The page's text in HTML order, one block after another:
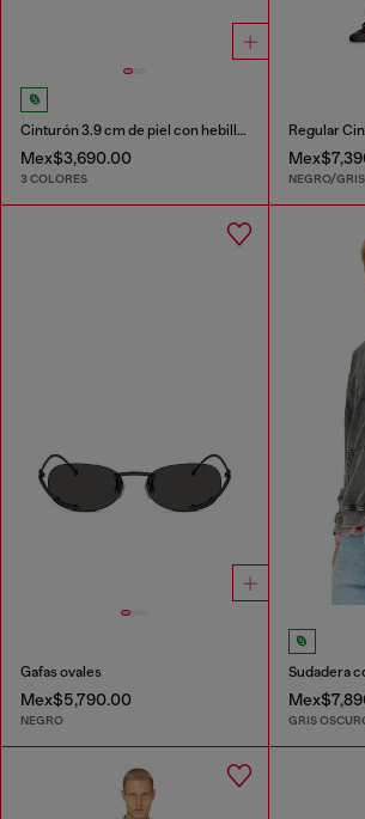
Cinturón 3.9 cm de piel con hebilla en D
Mex$3,690.00
3 COLORES NEGRO/
Gafas ovales
Mex$5,790.00
NEGRO GRIS